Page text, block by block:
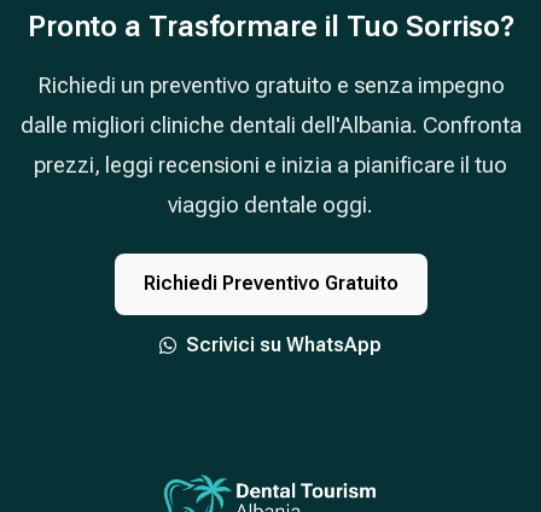
Pronto a Trasformare il Tuo Sorriso?
Richiedi un preventivo gratuito e senza impegno
dalle migliori cliniche dentali dell'Albania. Confronta
prezzi, leggi recensioni e inizia a pianificare il tuo
viaggio dentale oggi.
Richiedi Preventivo Gratuito
Scrivici su WhatsApp